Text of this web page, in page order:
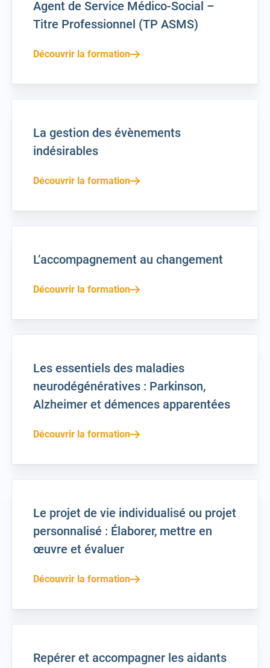
Agent de Service Médico-Social –
Titre Professionnel (TP ASMS)
Découvrir la formation
La gestion des évènements
indésirables
Découvrir la formation
L’accompagnement au changement
Découvrir la formation
Les essentiels des maladies
neurodégénératives : Parkinson,
Alzheimer et démences apparentées
Découvrir la formation
Le projet de vie individualisé ou projet
personnalisé : Élaborer, mettre en
œuvre et évaluer
Découvrir la formation
Repérer et accompagner les aidants